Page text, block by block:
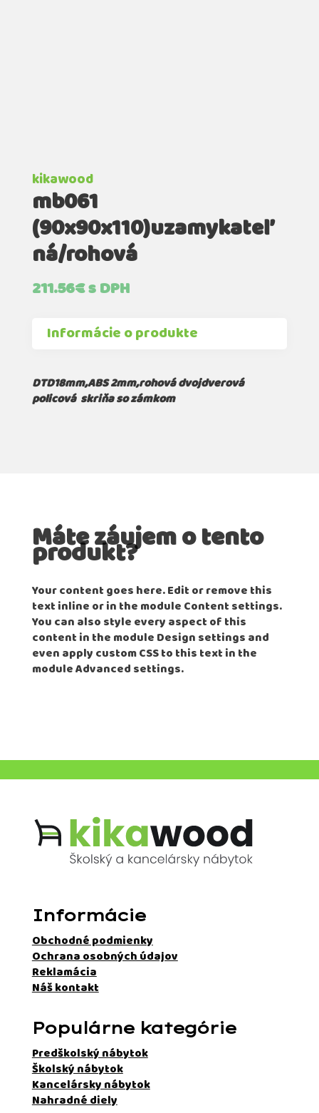
kikawood
mb061
(90x90x110)uzamykateľ
ná/rohová
211.56€s DPH
Informácie o produkte
DTD18mm,ABS 2mm,rohová dvojdverová
policová skriňa so zámkom
Máte záujem o tento
produkt?
Your content goes here. Edit or remove this
text inline or in the module Content settings.
You can also style every aspect of this
content in the module Design settings and
even apply custom CSS to this text in the
module Advanced settings.
Informácie
Obchodné podmienky
Ochrana osobných údajov
Reklamácia
Náš kontakt
Populárne kategórie
Predškolský nábytok
Školský nábytok
Kancelársky nábytok
Nahradné diely